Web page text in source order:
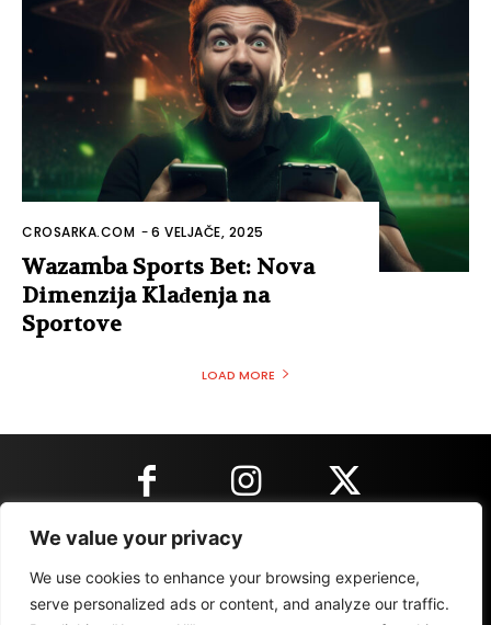
We value your privacy
We use cookies to enhance your browsing experience,
serve personalized ads or content, and analyze our traffic.
CROSARKA.COM -6 VELJAČE, 2025
Wazamba Sports Bet: Nova
Dimenzija Klađenja na
Sportove
LOAD MORE
KONTAKT INFORMACIJE